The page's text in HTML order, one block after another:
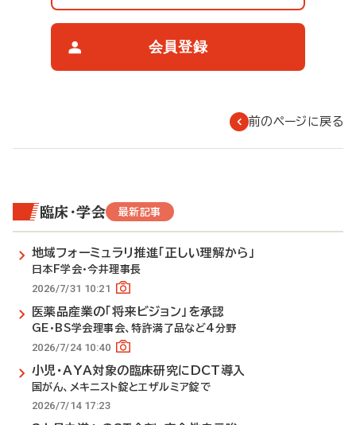
会員登録
前のページに戻る
臨床・学会 最新記事
地域フォーミュラリ推進「正しい理解から」
日本F学会・今井理事長
2026/7/31 10:21
医薬品産業の「将来ビジョン」を承認
GE・BS学会理事会、特許満了品など4分野
2026/7/24 10:40
小児・AYA対象の臨床研究にDCT導入
国がん、メキニスト錠とエザルミア錠で
2026/7/14 17:23